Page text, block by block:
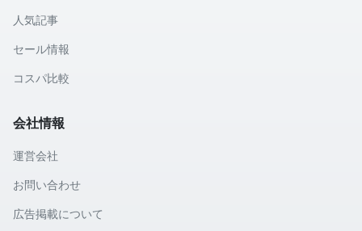
人気記事
セール情報
コスパ比較
会社情報
運営会社
お問い合わせ
広告掲載について